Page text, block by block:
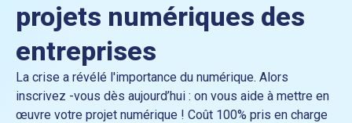
projets numériques des
entreprises
La crise a révélé l'importance du numérique. Alors
inscrivez -vous dès aujourd’hui : on vous aide à mettre en
œuvre votre projet numérique ! Coût 100% pris en charge